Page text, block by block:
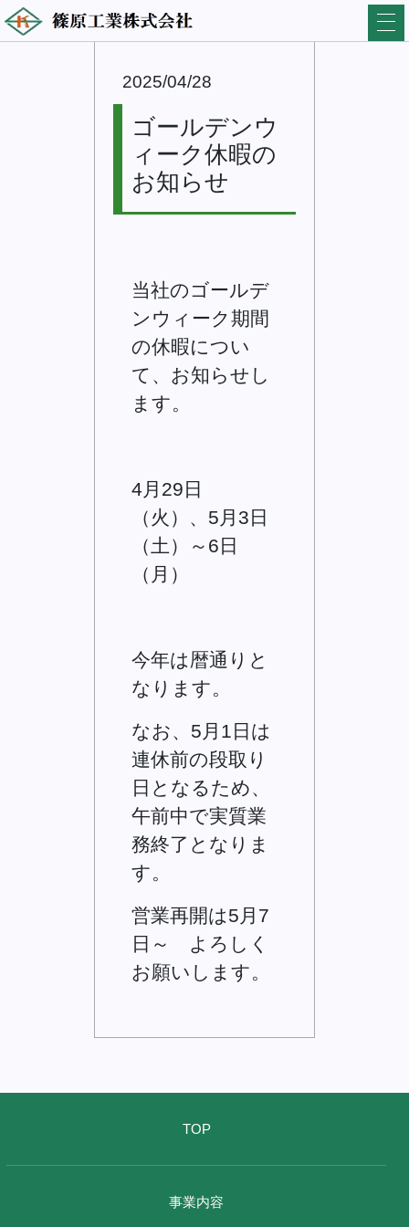
2025/04/28
ゴールデンウ
ィーク休暇の
お知らせ
当社のゴールデ
ンウィーク期間
の休暇につい
て、お知らせし
ます。
4月29日
（火）、5月3日
（土）～6日
（月）
今年は暦通りと
なります。
なお、5月1日は
連休前の段取り
日となるため、
午前中で実質業
務終了となりま
す。
営業再開は5月7
日～ よろしく
お願いします。
TOP
事業内容